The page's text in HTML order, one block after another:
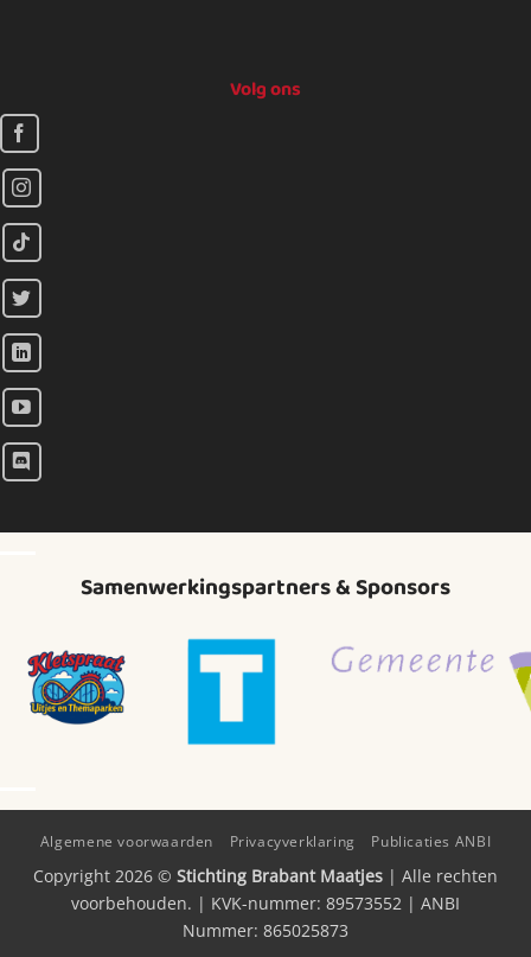
Volg ons
Samenwerkingspartners & Sponsors
Algemene voorwaarden Privacyverklaring Publicaties ANBI
Copyright 2026 © Stichting Brabant Maatjes | Alle rechten
voorbehouden. | KVK-nummer: 89573552 | ANBI
Nummer: 865025873